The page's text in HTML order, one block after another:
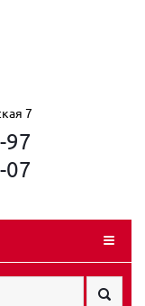
7
97
07